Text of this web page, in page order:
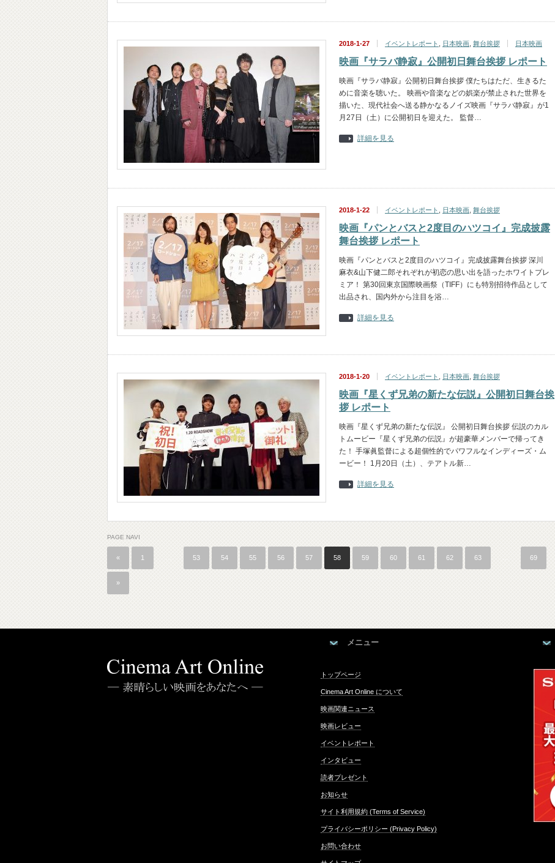
2018-1-27 イベントレポート 日本映画 舞台挨拶 日本映画
映画『サラバ静寂』公開初日舞台挨拶 レポート
映画『サラバ静寂』公開初日舞台挨拶 僕たちはただ、生きるた
めに音楽を聴いた。 映画や音楽などの娯楽が禁止された世界を
描いた、現代社会へ送る静かなるノイズ映画『サラバ静寂』が1
月27日（土）に公開初日を迎えた。 監督…
詳細を見る
2018-1-22 イベントレポート 日本映画 舞台挨拶
映画『パンとバスと2度目のハツコイ』完成披露
舞台挨拶 レポート
映画『パンとバスと2度目のハツコイ』完成披露舞台挨拶 深川
麻衣&山下健二郎それぞれが初恋の思い出を語ったホワイトプレ
ミア！ 第30回東京国際映画祭（TIFF）にも特別招待作品として
出品され、国内外から注目を浴…
詳細を見る
2018-1-20 イベントレポート 日本映画 舞台挨拶
映画『星くず兄弟の新たな伝説』公開初日舞台挨
拶 レポート
映画『星くず兄弟の新たな伝説』 公開初日舞台挨拶 伝説のカル
トムービー『星くず兄弟の伝説』が超豪華メンバーで帰ってき
た！ 手塚眞監督による超個性的でパワフルなインディーズ・ム
ービー！ 1月20日（土）、テアトル新…
詳細を見る
PAGE NAVI
« 1 53 54 55 56 57 58 59 60 61 62 63 69
»
メニュー
トップページ
Cinema Art Online について
映画関連ニュース
映画レビュー
イベントレポート
インタビュー
読者プレゼント
お知らせ
サイト利用規約 (Terms of Service)
プライバシーポリシー (Privacy Policy)
お問い合わせ